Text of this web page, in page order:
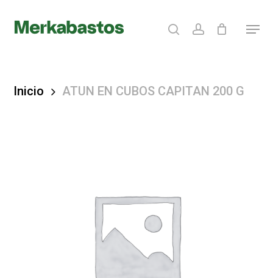
searchaccount Menu
Inicio ATUN EN CUBOS CAPITAN 200 G
Close